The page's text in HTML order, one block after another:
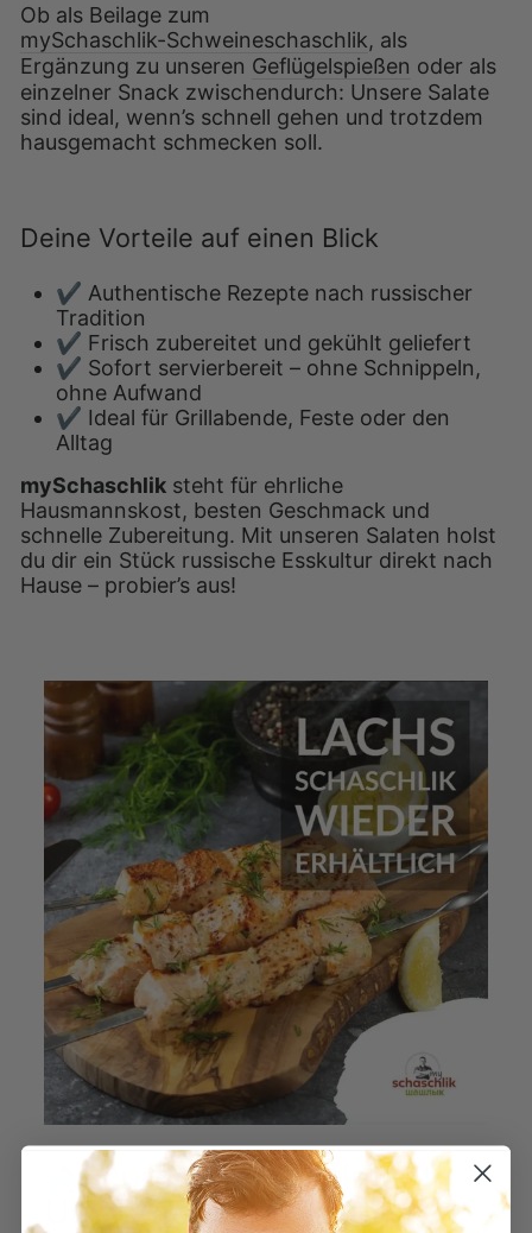
Ob als Beilage zum
mySchaschlik-Schweineschaschlik, als
Ergänzung zu unseren Geflügelspießen oder als
einzelner Snack zwischendurch: Unsere Salate
sind ideal, wenn’s schnell gehen und trotzdem
hausgemacht schmecken soll.
Deine Vorteile auf einen Blick
✔️ Authentische Rezepte nach russischer
Tradition
✔️ Frisch zubereitet und gekühlt geliefert
✔️ Sofort servierbereit – ohne Schnippeln,
ohne Aufwand
✔️ Ideal für Grillabende, Feste oder den
Alltag
mySchaschlik steht für ehrliche
Hausmannskost, besten Geschmack und
schnelle Zubereitung. Mit unseren Salaten holst
du dir ein Stück russische Esskultur direkt nach
Hause – probier’s aus!
🐟 Zurück im Sortiment:
Unser sensationeller